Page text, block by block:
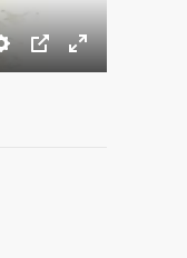
Settings
PIP Enter